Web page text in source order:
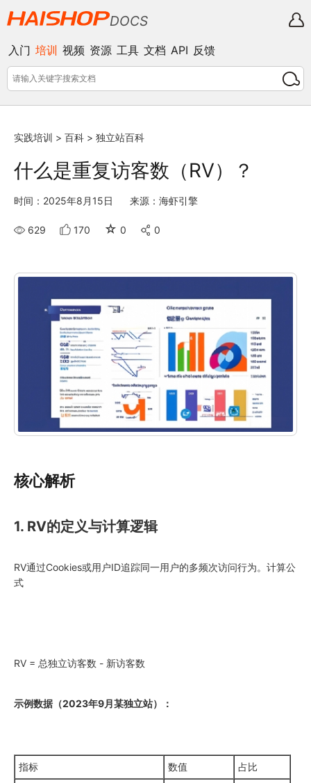
DOCS
入门 培训 视频 资源 工具 文档 API 反馈
实践培训 > 百科 > 独立站百科
什么是重复访客数（RV）？
时间：2025年8月15日 来源：海虾引擎
629 170 ☆ 0 0
核心解析
1. RV的定义与计算逻辑
RV通过Cookies或用户ID追踪同一用户的多频次访问行为。计算公
式
RV = 总独立访客数 - 新访客数
示例数据（2023年9月某独立站）：
指标 数值
占比